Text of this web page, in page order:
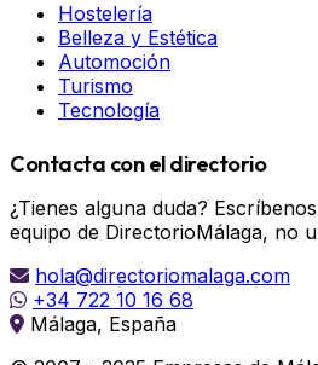
Hostelería
Belleza y Estética
Automoción
Turismo
Tecnología
Contacta con el directorio
¿Tienes alguna duda?
equipo de DirectorioMálaga, no
hola@directoriomalaga.com
+34 722 10 16 68
Málaga, España